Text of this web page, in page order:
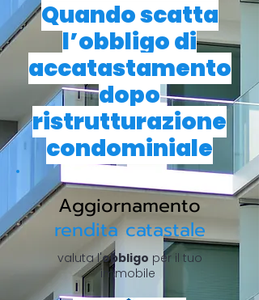
Quando scatta
l’obbligo di
accatastamento
dopo
ristrutturazione
condominiale
Aggiornamento
rendita catastale
valuta l'obbligo per il tuo
immobile